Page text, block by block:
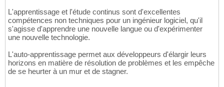
L'apprentissage et l'étude continus sont d'excellentes
compétences non techniques pour un ingénieur logiciel, qu'il
s'agisse d'apprendre une nouvelle langue ou d'expérimenter
une nouvelle technologie.
L'auto-apprentissage permet aux développeurs d'élargir leurs
horizons en matière de résolution de problèmes et les empêche
de se heurter à un mur et de stagner.